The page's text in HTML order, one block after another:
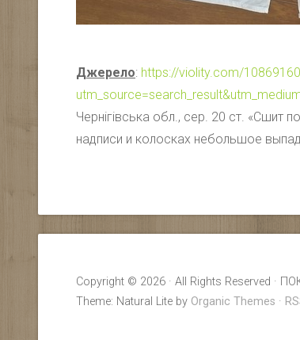
Джерело: https://violity.com/
Чернігівська обл., сер. 20 ст. «Сшит
надписи и колосках небольшое
Copyright © 2026 · All Rights Reserved
Theme: Natural Lite by Organic Themes ·